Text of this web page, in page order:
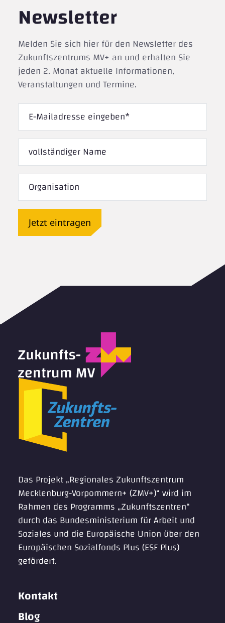
Newsletter
Jetzt eintragen
Melden Sie sich hier für den Newsletter des
Zukunftszentrums MV+ an und erhalten Sie
jeden 2. Monat aktuelle Informationen,
Veranstaltungen und Termine.
Das Projekt „Regionales Zukunftszentrum
Mecklenburg-Vorpommern+ (ZMV+)“ wird im
Rahmen des Programms „Zukunftszentren“
durch das Bundesministerium für Arbeit und
Soziales und die Europäische Union über den
Europäischen Sozialfonds Plus (ESF Plus)
gefördert.
Kontakt
Blog